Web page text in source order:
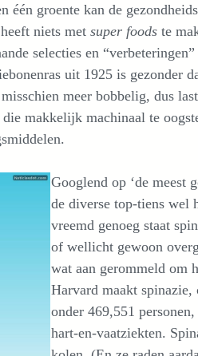
groente kan de
niets met super foods te
selecties en
uit 1925 is gezonder
meer bobbelig, dus
die makkelijk machinaal te
Googlend op ‘de meest
de diverse top-tiens wel
vreemd genoeg staat
of wellicht gewoon
wat aan gerommeld om
Harvard maakt spinazie,
onder 469,551
hart-en-vaatziekten.